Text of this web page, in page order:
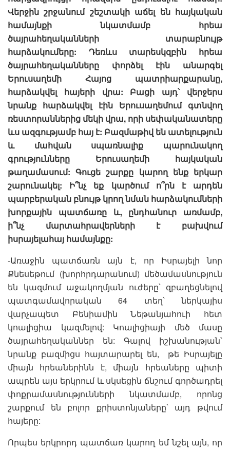
Վերջին շրջանում շեշտակի աճել են հայկական
համայնքի նկատմամբ հրեա
ծայրահեղականների տարաբնույթ
հարձակումերը: Դեռևս տարեսկզբին հրեա
ծայրահեղականները փորձել էին անարգել
Երուսաղեմի Հայոց պատրիարքարանը,
հարձակվել հայերի վրա: Բացի այդ՝ վերջերս
նրանք հարձակվել էին Երուսաղեմում գտնվող
ռեստորաններից մեկի վրա, որի սեփականատերը
ևս ազգությամբ հայ է: Բազմաթիվ են ատելություն
և մահվան սպառնալիք պարունակող
գրությունները Երուսաղեմի հայկական
թաղամասում: Գուցե շարքը կարող ենք երկար
շարունակել: Ի՞նչ եք կարծում ո՞րն է արդեն
պարբերական բնույթ կրող նման հարձակումների
խորքային պատճառը և, ընդհանուր առմամբ,
ի՞նչ մարտահրավերների է բախվում
իսրայելահայ համայնքը:
-Առաջին պատճառն այն է, որ Իսրայելի նոր
Քնեսեթում (խորհրդարանում) մեծամասնություն
են կազմում աջակողմյան ուժերը՝ զբաղեցնելով
պատգամավորական 64 տեղ՝ ներկայիս
վարչապետ Բենիամին Նեթանյահուի հետ
կոալիցիա կազմելով: Կոալիցիայի մեծ մասը
ծայրահեղականներ են: Գալով իշխանության՝
նրանք բազմիցս հայտարարել են, թե Իսրայելը
միայն հրեաներինն է, միայն հրեաները պիտի
ապրեն այս երկրում և սկսեցին ճնշում գործադրել
փոքրամասնությունների նկատմամբ, որոնց
շարքում են բոլոր քրիստոնյաները՝ այդ թվում
հայերը:
Որպես երկրորդ պատճառ կարող եմ նշել այն, որ